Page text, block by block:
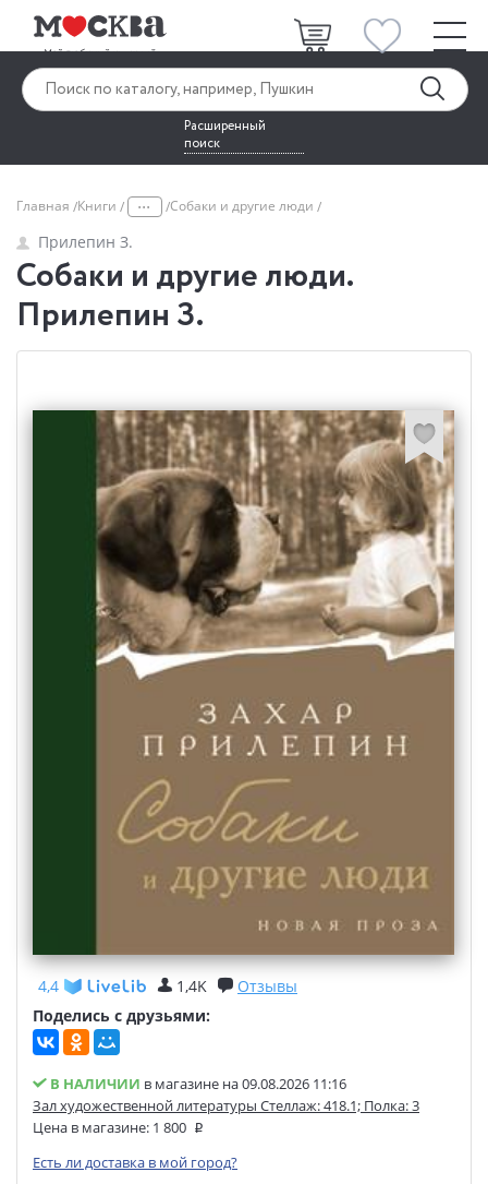
Расширенный
поиск
Главная Книги ... Собаки и другие люди
Прилепин З.
Собаки и другие люди.
Прилепин З.
4,4 1,4K
Отзывы
Поделись с друзьями:
В НАЛИЧИИ в магазине на 09.08.2026 11:16
Зал художественной литературы Стеллаж: 418.1; Полка: 3
Цена в магазине: 1 800
Есть ли доставка в мой город?